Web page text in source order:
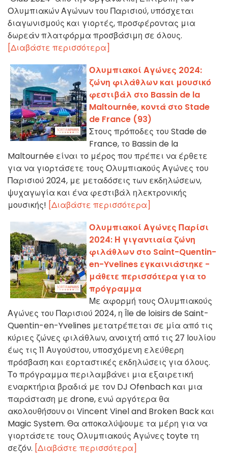
Ολυμπιακών Αγώνων του Παρισιού, υπόσχεται
διαγωνισμούς και γιορτές, προσφέροντας μια
δωρεάν πλατφόρμα προσβάσιμη σε όλους.
[Διαβάστε περισσότερα]
Ολυμπιακοί Αγώνες 2024:
ζώνη φιλάθλων και μουσικό
φεστιβάλ στο Bassin de la
Maltournée, κοντά στο Stade
de France (93)
Στους πρόποδες του Stade de
France, το Bassin de la
Maltournée είναι το μέρος που πρέπει να έρθετε
για να γιορτάσετε τους Ολυμπιακούς Αγώνες του
Παρισιού 2024, με μεταδόσεις των εκδηλώσεων,
ψυχαγωγία και ένα φεστιβάλ ηλεκτρονικής
μουσικής! [Διαβάστε περισσότερα]
Ολυμπιακοί Αγώνες Παρίσι
2024: Η γιγαντιαία ζώνη
φιλάθλων στο Saint-Quentin-
en-Yvelines εγκαινιάστηκε -
μάθετε περισσότερα για το
πρόγραμμα
Με αφορμή τους Ολυμπιακούς
Αγώνες του Παρισιού 2024, η Île de loisirs de Saint-
Quentin-en-Yvelines μετατρέπεται σε μία από τις
κύριες ζώνες φιλάθλων, ανοιχτή από τις 27 Ιουλίου
έως τις 11 Αυγούστου, υποσχόμενη ελεύθερη
πρόσβαση και εορταστικές εκδηλώσεις για όλους.
Το πρόγραμμα περιλαμβάνει μια εξαιρετική
εναρκτήρια βραδιά με τον DJ Ofenbach και μια
παράσταση με drone, ενώ αργότερα θα
ακολουθήσουν οι Vincent Vinel and Broken Back και
Magic System. Θα αποκαλύψουμε τα μέρη για να
γιορτάσετε τους Ολυμπιακούς Αγώνες toyte τη
σεζόν. [Διαβάστε περισσότερα]